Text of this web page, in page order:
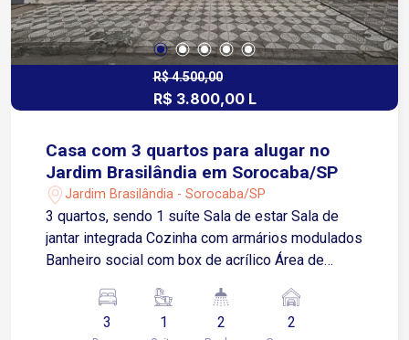
R$ 4.500,00
R$ 3.800,00 L
Casa com 3 quartos para alugar no
Jardim Brasilândia em Sorocaba/SP
Jardim Brasilândia - Sorocaba/SP
3 quartos, sendo 1 suíte Sala de estar Sala de
jantar integrada Cozinha com armários modulados
Banheiro social com box de acrílico Área de
Garagem para 2 carros, sendo 1 vaga coberta
Localizado no Jardim Brasilândia, bairro
3 1 2 2